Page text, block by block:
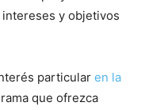
y objetivos
​particular en ⁢la
que ofrezca